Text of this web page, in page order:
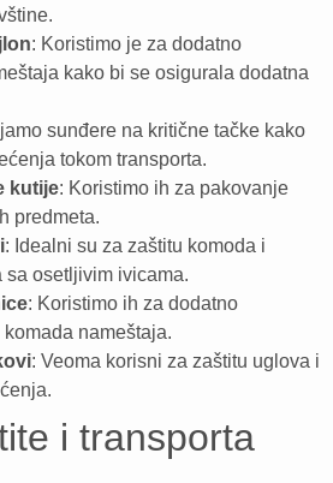
: Koristimo je za dodatno
kako bi se osigurala dodatna
sunđere na kritične tačke kako
tokom transporta.
kutije: Koristimo ih za pakovanje
predmeta.
: Idealni su za zaštitu komoda i
sa osetljivim ivicama.
: Koristimo ih za dodatno
nameštaja.
: Veoma korisni za zaštitu uglova i
i transporta